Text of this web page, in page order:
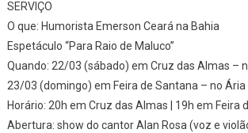
SERVIÇO
O que: Humorista Emerson Ceará na Bahia
Espetáculo “Para Raio de Maluco”
Quando: 22/03 (sábado) em Cruz das Almas –
23/03 (domingo) em Feira de Santana – no Ária
Horário: 20h em Cruz das Almas | 19h em Feira
Abertura: show do cantor Alan Rosa (voz e